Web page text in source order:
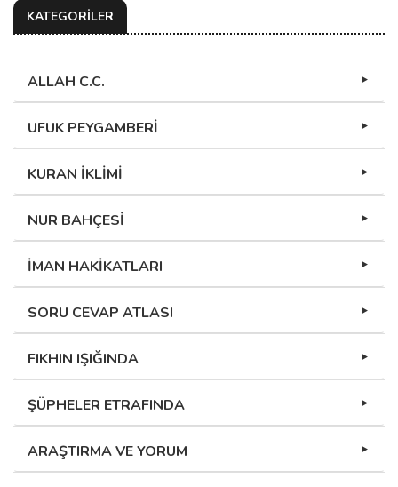
KATEGORİLER
ALLAH C.C.
UFUK PEYGAMBERİ
KURAN İKLİMİ
NUR BAHÇESİ
İMAN HAKİKATLARI
SORU CEVAP ATLASI
FIKHIN IŞIĞINDA
ŞÜPHELER ETRAFINDA
ARAŞTIRMA VE YORUM